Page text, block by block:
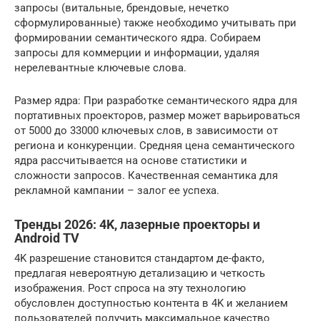
запросы (витальные, брендовые, нечетко
сформулированные) также необходимо учитывать при
формировании семантического ядра. Собираем
запросы для коммерции и информации, удаляя
нерелевантные ключевые слова.
Размер ядра: При разработке семантического ядра для
портативных проекторов, размер может варьироваться
от 5000 до 33000 ключевых слов, в зависимости от
региона и конкуренции. Средняя цена семантического
ядра рассчитывается на основе статистики и
сложности запросов. Качественная семантика для
рекламной кампании – залог ее успеха.
Тренды 2026: 4K, лазерные проекторы и
Android TV
4K разрешение становится стандартом де-факто,
предлагая невероятную детализацию и четкость
изображения. Рост спроса на эту технологию
обусловлен доступностью контента в 4K и желанием
пользователей получить максимальное качество